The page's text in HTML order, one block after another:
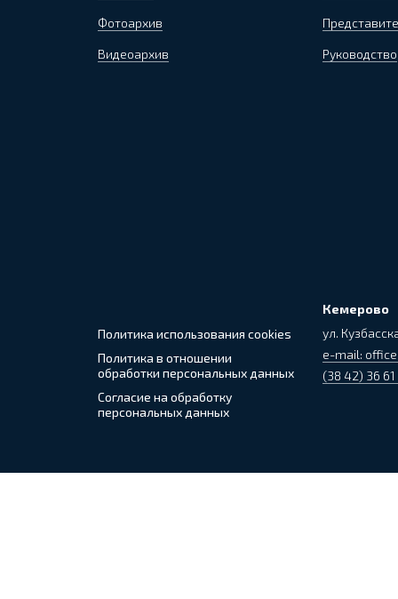
Фотоархив
Видеоархив Руководство
Политика использования cookies
Политика в отношении
обработки персональных данных
Согласие на обработку
персональных данных
Кемерово
ул.
e-mail:
(38 42) 36